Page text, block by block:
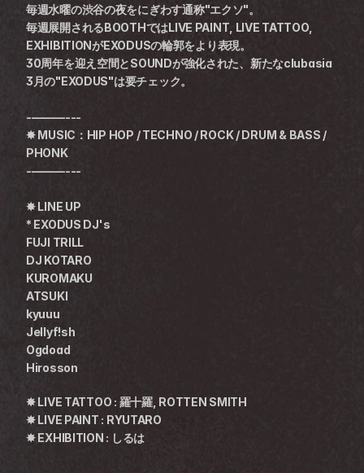
毎週水曜の渋谷の夜をにぎわす通称"エクソ"。
毎週展開されるBOOTHではLIVE PAINT, LIVE TATTOO,
EXHIBITIONがEXODUSの輪郭をより表現。
30周年を迎え空間とSOUNDが強化された、新たなclubasia
3月の"EXODUS"は要チェック。
-———---
✸ MUSIC：HIP HOP / TECHNO / ROCK / DRUM & BASS /
PHONK
-———---
✸ LINE UP
* EXODUS DJ's
FUJI TRILL
DJ KOTARO
KUROMAKU
ATSUKI
kyuuu
Jellyf!sh
Ogdoad
Hirosson
✸ LIVE TATTOO : 羅十羅, ROTTEN SMITH
✸ LIVE PAINT : RYUTARO
✸ EXHIBITION : しるは